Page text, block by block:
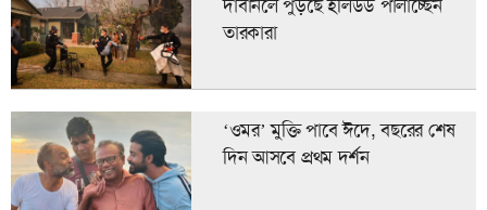
দাবানলে পুড়ছে হলিউড পালাচ্ছেন
তারকারা
‘ওমর’ মুক্তি পাবে ঈদে, বছরের শেষ
দিন আসবে প্রথম দর্শন